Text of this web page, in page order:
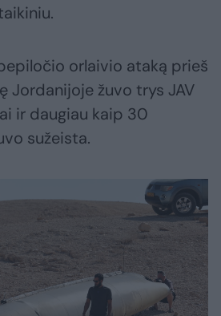
orlaivio ataką prieš
Jordanijoje žuvo trys JAV
ir daugiau kaip 30
sužeista.